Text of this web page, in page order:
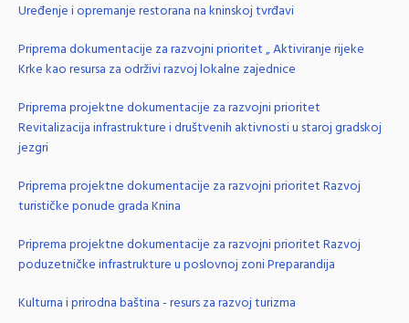
Uređenje i opremanje restorana na kninskoj tvrđavi
Priprema dokumentacije za razvojni prioritet „ Aktiviranje rijeke
Krke kao resursa za održivi razvoj lokalne zajednice
Priprema projektne dokumentacije za razvojni prioritet
Revitalizacija infrastrukture i društvenih aktivnosti u staroj gradskoj
jezgri
Priprema projektne dokumentacije za razvojni prioritet Razvoj
turističke ponude grada Knina
Priprema projektne dokumentacije za razvojni prioritet Razvoj
poduzetničke infrastrukture u poslovnoj zoni Preparandija
Kulturna i prirodna baština - resurs za razvoj turizma